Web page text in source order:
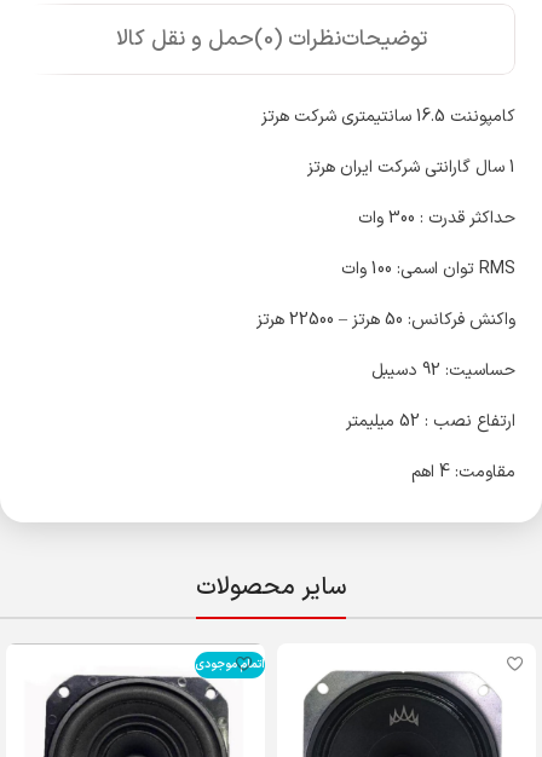
توضیحاتنظرات (0) حمل و نقل کالا
کامپوننت 16.5 سانتیمتری شرکت هرتز
1 سال گارانتی شرکت ایران هرتز
حداکثر قدرت : 300 وات
RMS توان اسمی: 100 وات
واکنش فرکانس: 50 هرتز – 22500 هرتز
حساسیت: 92 دسیبل
ارتفاع نصب : 52 میلیمتر
مقاومت: 4 اهم
سایر محصولات
اتمام موجودی